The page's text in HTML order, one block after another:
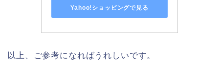
Yahoo!ショッピングで見る
以上、ご参考になればうれしいです。